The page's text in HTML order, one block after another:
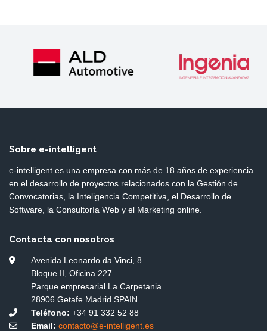
Sobre e-intelligent
e-intelligent es una empresa con más de 18 años de experiencia
en el desarrollo de proyectos relacionados con la Gestión de
Convocatorias, la Inteligencia Competitiva, el Desarrollo de
Software, la Consultoría Web y el Marketing online.
Contacta con nosotros
Avenida Leonardo da Vinci, 8
Bloque II, Oficina 227
Parque empresarial La Carpetania
28906 Getafe Madrid SPAIN
Teléfono: +34 91 332 52 88
Email: contacto@e-intelligent.es